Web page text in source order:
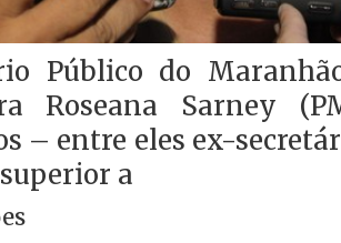
Público do
Roseana Sarney
– entre eles ex-
a